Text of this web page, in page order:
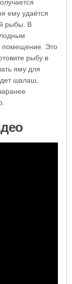
ему удаётся
рыбы. В
помещение. Это
рыбу в
яму для
шалаш,